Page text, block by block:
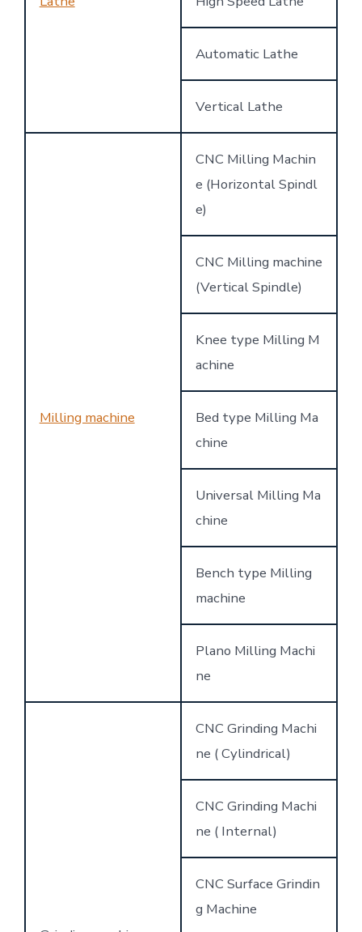
Automatic Lathe
Vertical Lathe
Milling machine
CNC Milling Machin
e (Horizontal Spindl
e)
CNC Milling machine
(Vertical Spindle)
Knee type Milling M
achine
Bed type Milling Ma
chine
Universal Milling Ma
chine
Bench type Milling
machine
Plano Milling Machi
ne
CNC Grinding Machi
ne ( Cylindrical)
CNC Grinding Machi
ne ( Internal)
CNC Surface Grindin
g Machine